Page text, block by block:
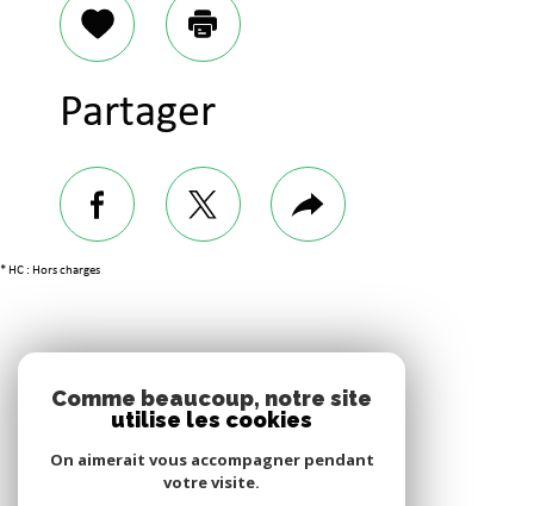
SélectionnerImprimer
Partager
facebooktwitter
Plus
de
* HC : Hors charges
Adhérents
Comme beaucoup, notre site
utilise les cookies
On aimerait vous accompagner pendant
votre visite.